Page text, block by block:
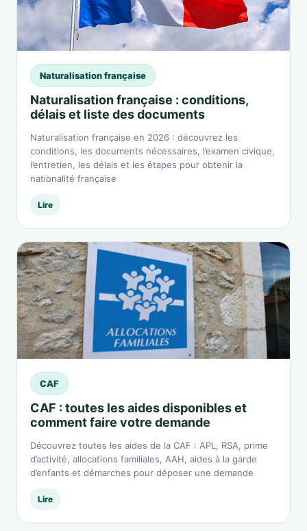
Naturalisation française
Naturalisation française : conditions,
délais et liste des documents
Naturalisation française en 2026 : découvrez les
conditions, les documents nécessaires, l’examen civique,
l’entretien, les délais et les étapes pour obtenir la
nationalité française
Lire
CAF
CAF : toutes les aides disponibles et
comment faire votre demande
Découvrez toutes les aides de la CAF : APL, RSA, prime
d’activité, allocations familiales, AAH, aides à la garde
d’enfants et démarches pour déposer une demande
Lire